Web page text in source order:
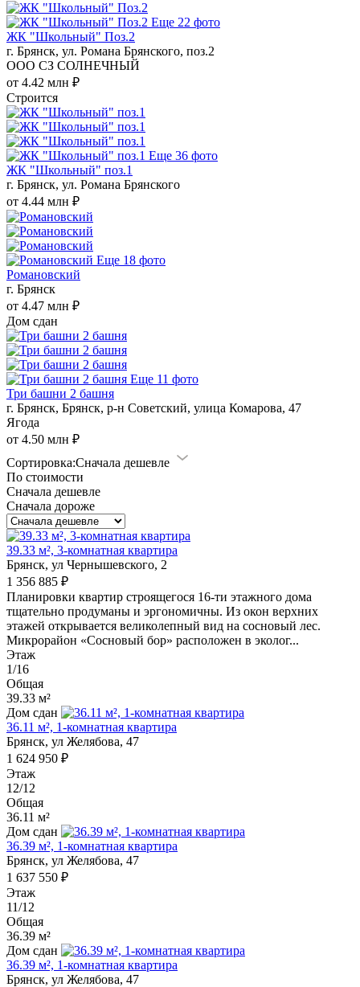
Еще 22 фото
ЖК "Школьный" Поз.2
г. Брянск, ул. Романа Брянского, поз.2
ООО СЗ СОЛНЕЧНЫЙ
от 4.42 млн ₽
Строится
Еще 36 фото
ЖК "Школьный" поз.1
г. Брянск, ул. Романа Брянского
от 4.44 млн ₽
Еще 18 фото
Романовский
г. Брянск
от 4.47 млн ₽
Дом сдан
Еще 11 фото
Три башни 2 башня
г. Брянск, Брянск, р-н Советский, улица Комарова, 47
Ягода
от 4.50 млн ₽
Сортировка:Сначала дешевле
По стоимости
Сначала дешевле
Сначала дороже
39.33 м², 3-комнатная квартира
Брянск, ул Чернышевского, 2
1 356 885 ₽
Планировки квартир строящегося 16-ти этажного дома
тщательно продуманы и эргономичны. Из окон верхних
этажей открывается великолепный вид на сосновый лес.
Микрорайон «Сосновый бор» расположен в эколог...
Этаж
1/16
Общая
39.33 м²
Дом сдан
36.11 м², 1-комнатная квартира
Брянск, ул Желябова, 47
1 624 950 ₽
Этаж
12/12
Общая
36.11 м²
Дом сдан
36.39 м², 1-комнатная квартира
Брянск, ул Желябова, 47
1 637 550 ₽
Этаж
11/12
Общая
36.39 м²
Дом сдан
36.39 м², 1-комнатная квартира
Брянск, ул Желябова, 47